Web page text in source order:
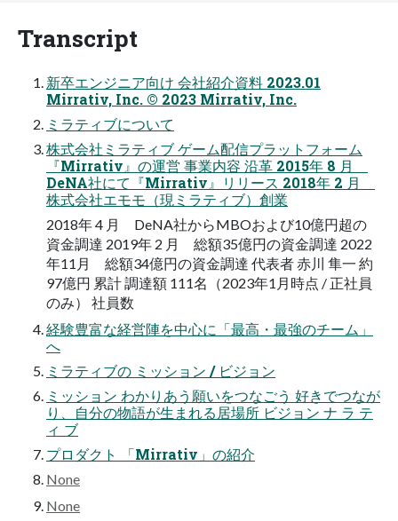
Transcript
新卒エンジニア向け 会社紹介資料 2023.01
Mirrativ, Inc. © 2023 Mirrativ, Inc.
ミラティブについて
株式会社ミラティブ ゲーム配信プラットフォーム
『Mirrativ』の運営 事業内容 沿革 2015年 8 月
DeNA社にて『Mirrativ』リリース 2018年 2 月
株式会社エモモ（現ミラティブ）創業
2018年 4 月 DeNA社からMBOおよび10億円超の
資金調達 2019年 2 月 総額35億円の資金調達 2022
年11月 総額34億円の資金調達 代表者 赤川 隼一 約
97億円 累計 調達額 111名（2023年1月時点 / 正社員
のみ） 社員数
経験豊富な経営陣を中心に「最高・最強のチーム」
へ
ミラティブの ミッション / ビジョン
ミッション わかりあう願いをつなごう 好きでつなが
り、自分の物語が生まれる居場所 ビジョン ナ ラ テ
ィ ブ
プロダクト 「Mirrativ」の紹介
None
None